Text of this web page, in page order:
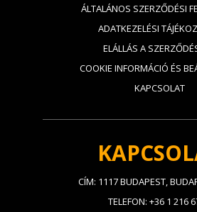
ÁLTALÁNOS SZERZŐDÉSI
ADATKEZELÉSI
ELÁLLÁS A
COOKIE INFORMÁCIÓ ÉS
KAPCSOLAT
CÍM: 1117 BUDAPEST,
TELEFON: +36 1 216